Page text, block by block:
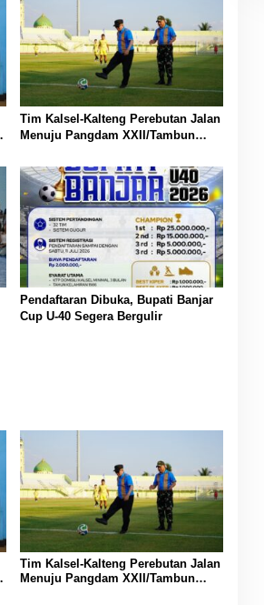
Tim Kalsel-Kalteng Perebutan Jalan
Menuju Pangdam XXII/Tambun
Pendaftaran Dibuka, Bupati Banjar
Cup U-40 Segera Bergulir
Tim Kalsel-Kalteng Perebutan Jalan
Menuju Pangdam XXII/Tambun